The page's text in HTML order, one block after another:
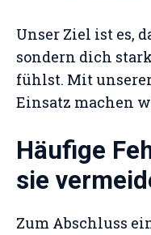
Unser Ziel ist es,
sondern dich
fühlst. Mit
Einsatz machen
Häufige
sie
Zum Abschluss